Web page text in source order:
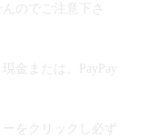
のでご注意下さ
金または、PayPay
をクリックし必ず